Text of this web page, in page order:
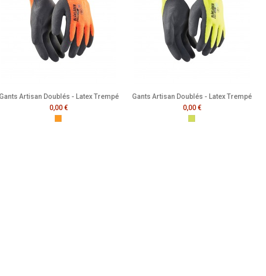
Gants Artisan Doublés - Latex Trempé
0,00 €
Orange Fluo
Gants Artisan Doublés - Latex Trempé
0,00 €
Jaune Fluo